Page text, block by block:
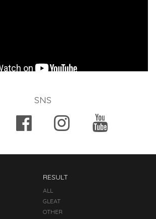
SNS
RESULT
ALL
GLEAT
OTHER